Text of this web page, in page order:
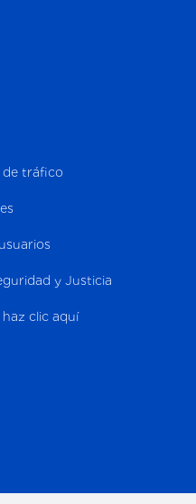
de tráfico
y Justicia
clic aquí